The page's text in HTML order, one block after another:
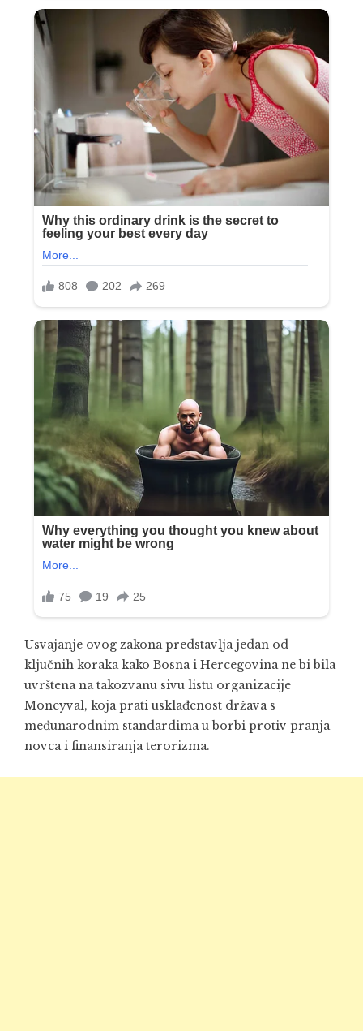
Usvajanje ovog zakona predstavlja jedan od
ključnih koraka kako Bosna i Hercegovina ne bi bila
uvrštena na takozvanu sivu listu organizacije
Moneyval, koja prati usklađenost država s
međunarodnim standardima u borbi protiv pranja
novca i finansiranja terorizma.